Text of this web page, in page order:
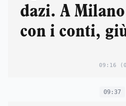
dazi. A
con i conti,
09:16
09:37